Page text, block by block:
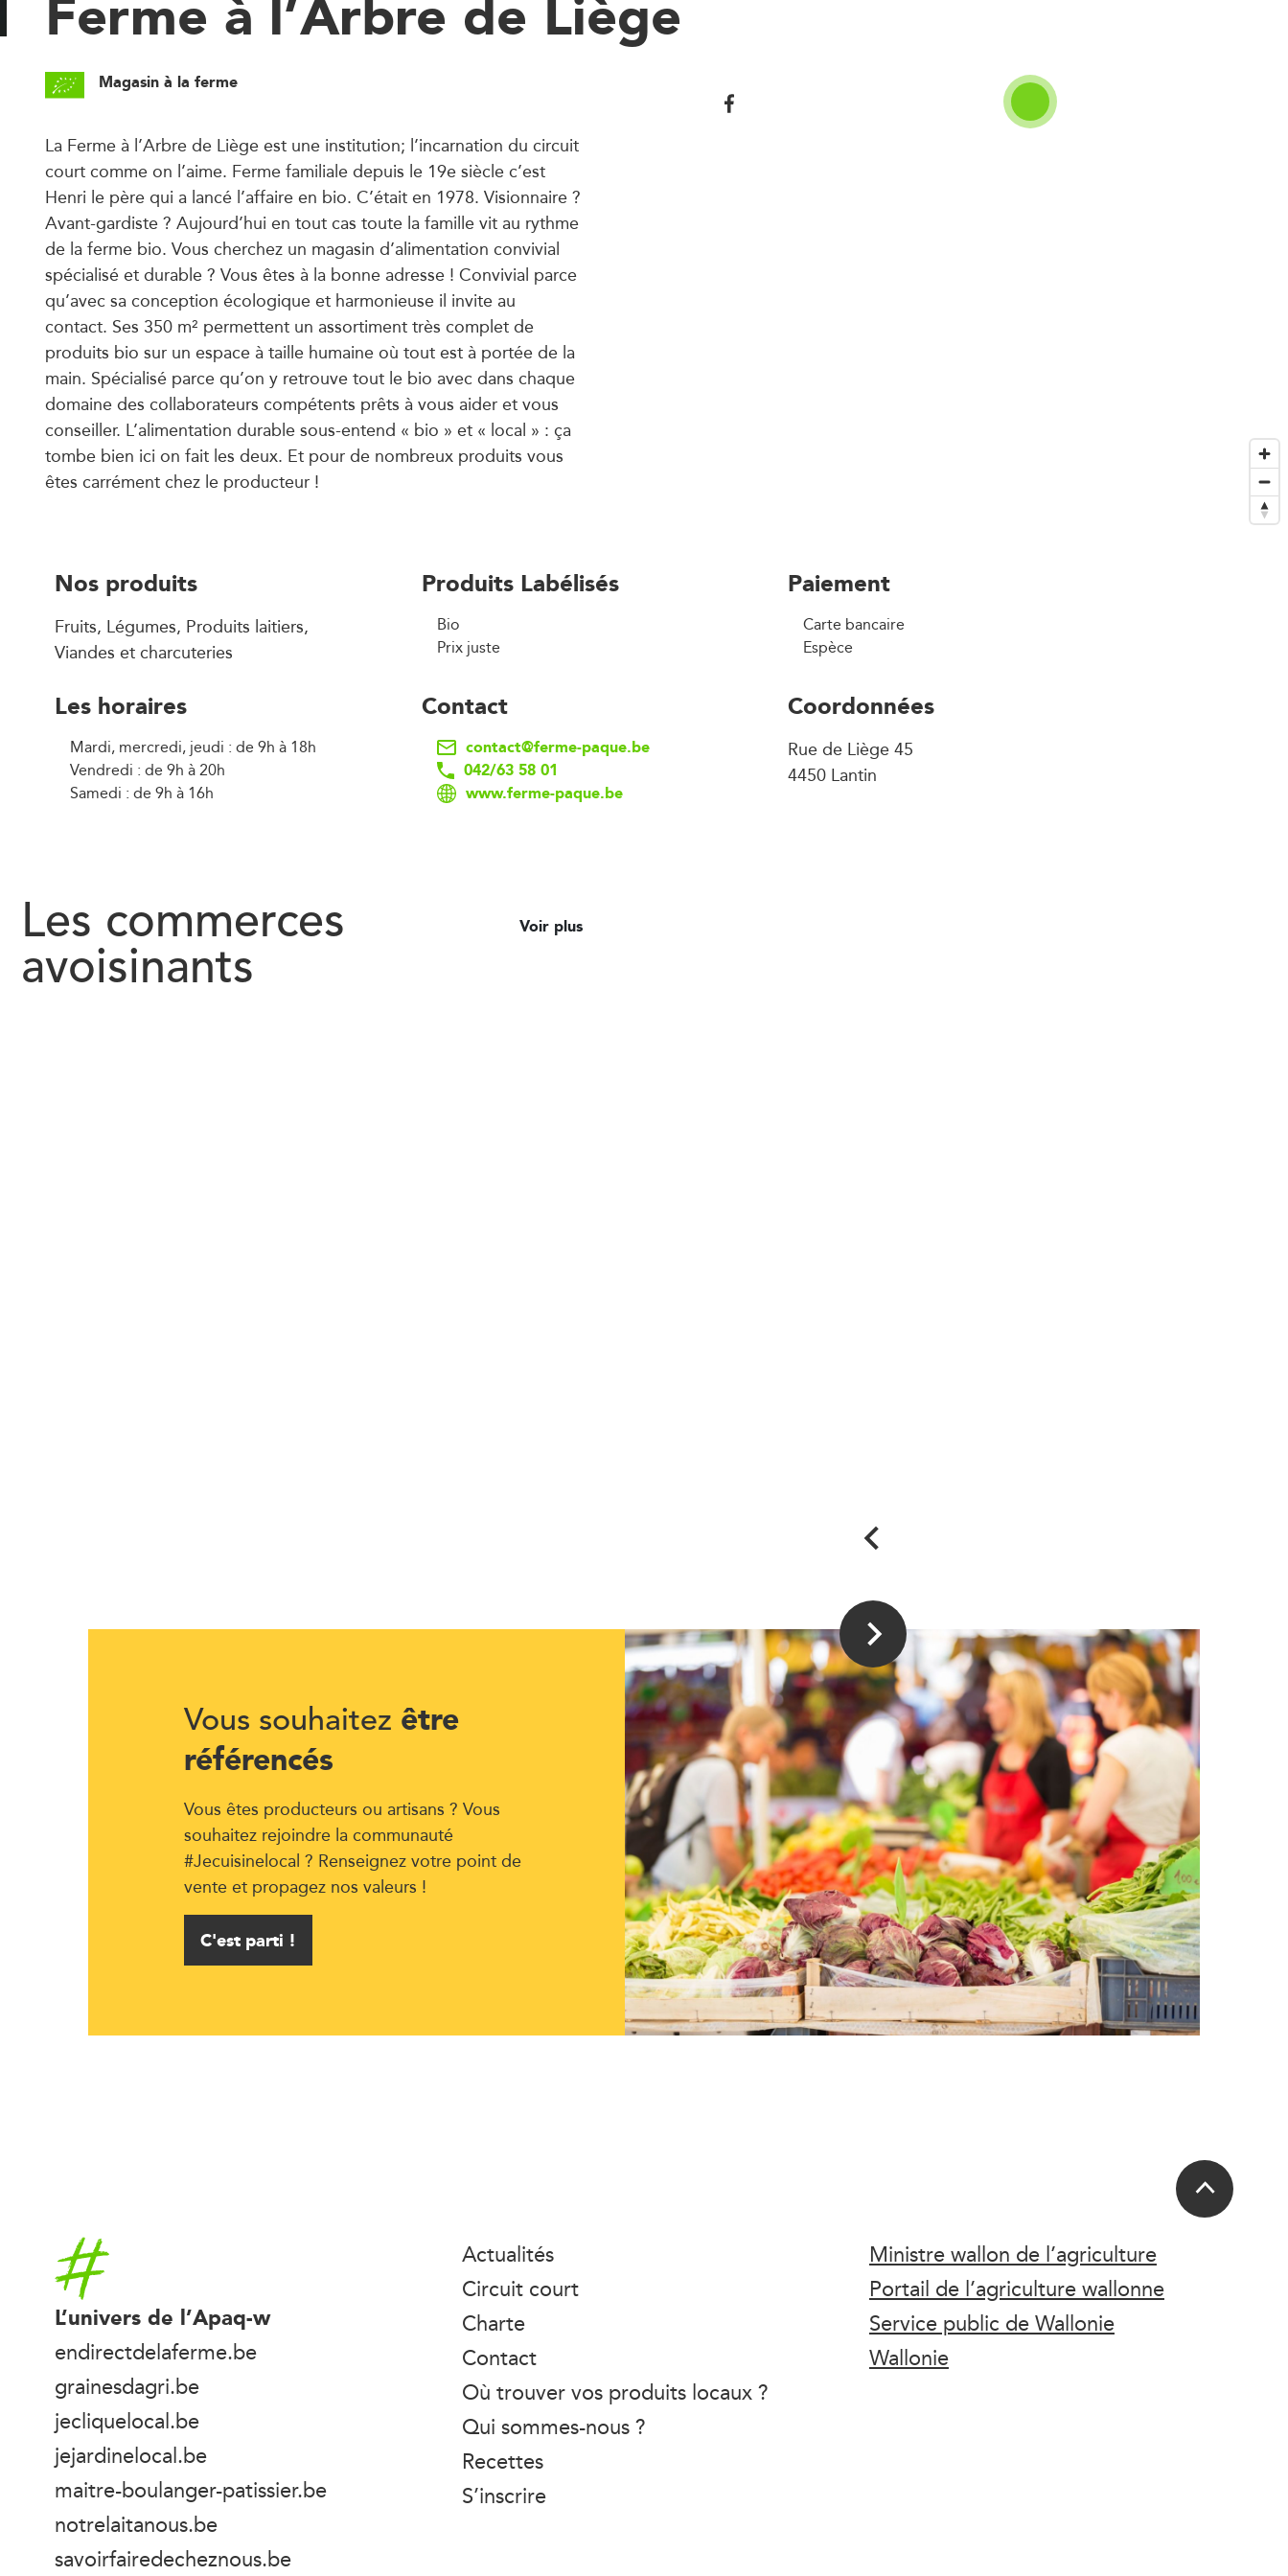
Magasin à la ferme
La Ferme à l’Arbre de Liège est une institution; l’incarnation du circuit
court comme on l’aime. Ferme familiale depuis le 19e siècle c’est
Henri le père qui a lancé l’affaire en bio. C’était en 1978. Visionnaire ?
Avant-gardiste ? Aujourd’hui en tout cas toute la famille vit au rythme
de la ferme bio. Vous cherchez un magasin d’alimentation convivial
spécialisé et durable ? Vous êtes à la bonne adresse ! Convivial parce
qu’avec sa conception écologique et harmonieuse il invite au
contact. Ses 350 m² permettent un assortiment très complet de
produits bio sur un espace à taille humaine où tout est à portée de la
main. Spécialisé parce qu’on y retrouve tout le bio avec dans chaque
domaine des collaborateurs compétents prêts à vous aider et vous
conseiller. L’alimentation durable sous-entend « bio » et « local » : ça
tombe bien ici on fait les deux. Et pour de nombreux produits vous
êtes carrément chez le producteur !
Nos produits
Fruits, Légumes, Produits laitiers,
Viandes et charcuteries
Produits Labélisés
Bio
Prix juste
Paiement
Carte bancaire
Espèce
Les horaires
Mardi, mercredi, jeudi : de 9h à 18h
Vendredi : de 9h à 20h
Samedi : de 9h à 16h
Contact
contact@ferme-paque.be
042/63 58 01
www.ferme-paque.be
Coordonnées
Rue de Liège 45
4450 Lantin
Les commerces
avoisinants
Voir plus
Vous souhaitez être
référencés
Vous êtes producteurs ou artisans ? Vous
souhaitez rejoindre la communauté
#Jecuisinelocal ? Renseignez votre point de
vente et propagez nos valeurs !
C'est parti !
Accueil
L’univers de l’Apaq-w
endirectdelaferme.be
grainesdagri.be
jecliquelocal.be
jejardinelocal.be
maitre-boulanger-patissier.be
notrelaitanous.be
savoirfairedecheznous.be
Actualités
Circuit court
Charte
Contact
Où trouver vos produits locaux ?
Qui sommes-nous ?
Recettes
S’inscrire
Ministre wallon de l’agriculture
Portail de l’agriculture wallonne
Service public de Wallonie
Wallonie